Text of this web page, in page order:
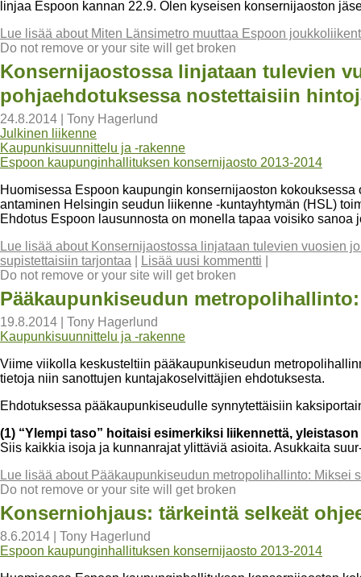
linjaa Espoon kannan 22.9. Olen kyseisen konsernijaoston
Lue lisää about Miten Länsimetro muuttaa Espoon
Do not remove or your site will get broken
Konsernijaostossa linjataan tulevien
pohjaehdotuksessa nostettaisiin
24.8.2014
Tony Hagerlund
Julkinen liikenne
Kaupunkisuunnittelu ja -rakenne
Espoon kaupunginhallituksen konsernijaosto 2013-2014
Huomisessa Espoon kaupungin konsernijaoston
antaminen Helsingin seudun liikenne -kuntayhtymän (HSL)
Ehdotus Espoon lausunnosta on monella tapaa voisiko sanoa
Lue lisää about Konsernijaostossa linjataan tulevien vuosien
supistettaisiin tarjontaa
Lisää uusi kommentti
Do not remove or your site will get broken
Pääkaupunkiseudun
19.8.2014
Tony Hagerlund
Kaupunkisuunnittelu ja -rakenne
Viime viikolla keskusteltiin pääkaupunkiseudun
tietoja niin sanottujen kuntajakoselvittäjien ehdotuksesta.
Ehdotuksessa pääkaupunkiseudulle synnytettäisiin
(1) “Ylempi taso” hoitaisi esimerkiksi liikennettä,
Siis kaikkia isoja ja kunnanrajat ylittäviä asioita. Asukkaita
Lue lisää about Pääkaupunkiseudun metropolihallinto: Miksei
Do not remove or your site will get broken
Konserniohjaus: tärkeintä selkeät
8.6.2014
Tony Hagerlund
Espoon kaupunginhallituksen konsernijaosto 2013-2014